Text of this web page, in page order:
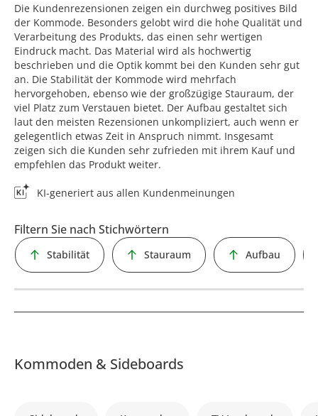
Die Kundenrezensionen zeigen ein durchweg positives Bild
der Kommode. Besonders gelobt wird die hohe Qualität und
Verarbeitung des Produkts, das einen sehr wertigen
Eindruck macht. Das Material wird als hochwertig
beschrieben und die Optik kommt bei den Kunden sehr gut
an. Die Stabilität der Kommode wird mehrfach
hervorgehoben, ebenso wie der großzügige Stauraum, der
viel Platz zum Verstauen bietet. Der Aufbau gestaltet sich
laut den meisten Rezensionen unkompliziert, auch wenn er
gelegentlich etwas Zeit in Anspruch nimmt. Insgesamt
zeigen sich die Kunden sehr zufrieden mit ihrem Kauf und
empfehlen das Produkt weiter.
KI-generiert aus allen Kundenmeinungen
Filtern Sie nach Stichwörtern
Stabilität Stauraum Aufbau
Kommoden & Sideboards